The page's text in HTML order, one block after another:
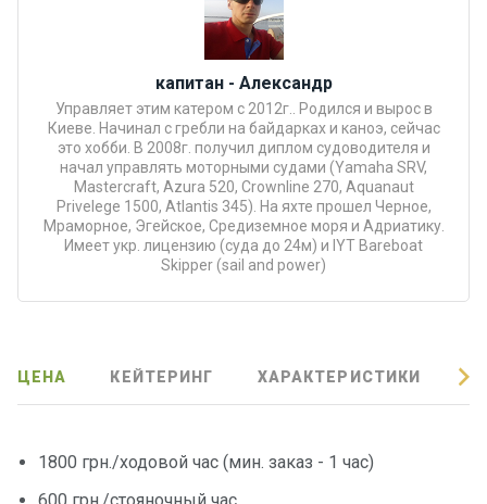
капитан - Александр
Управляет этим катером с 2012г.. Родился и вырос в
Киеве. Начинал с гребли на байдарках и каноэ, сейчас
это хобби. В 2008г. получил диплом судоводителя и
начал управлять моторными судами (Yamaha SRV,
Mastercraft, Azura 520, Crownline 270, Aquanaut
Privelege 1500, Atlantis 345). На яхте прошел Черное,
Мраморное, Эгейское, Средиземное моря и Адриатику.
Имеет укр. лицензию (суда до 24м) и IYT Bareboat
Skipper (sail and power)
ЦЕНА КЕЙТЕРИНГ ХАРАКТЕРИСТИКИ
1800 грн./ходовой час (мин. заказ - 1 час)
600 грн./стояночный час
икаты
Развле
чения
Речные
и
Отзывы
ы